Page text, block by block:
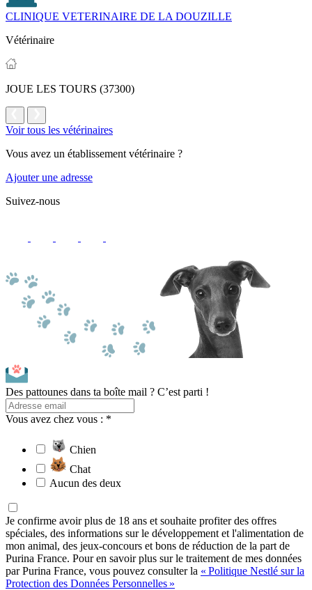
CLINIQUE VETERINAIRE DE LA DOUZILLE
Vétérinaire
JOUE LES TOURS (37300)
Voir tous les vétérinaires
Vous avez un établissement vétérinaire ?
Ajouter une adresse
Suivez-nous
Des pattounes dans ta boîte mail ? C’est parti !
Vous avez chez vous : *
Chien
Chat
Aucun des deux
Je confirme avoir plus de 18 ans et souhaite profiter des offres
spéciales, des informations sur le développement et l'alimentation de
mon animal, des jeux-concours et bons de réduction de la part de
Purina France. Pour en savoir plus sur le traitement de mes données
par Purina France, vous pouvez consulter la « Politique Nestlé sur la
Protection des Données Personnelles »